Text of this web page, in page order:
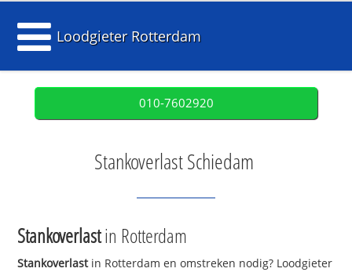
Loodgieter Rotterdam
010-7602920
Stankoverlast Schiedam
Stankoverlastin Rotterdam
Stankoverlastin Rotterdam en omstreken nodig? Loodgieter